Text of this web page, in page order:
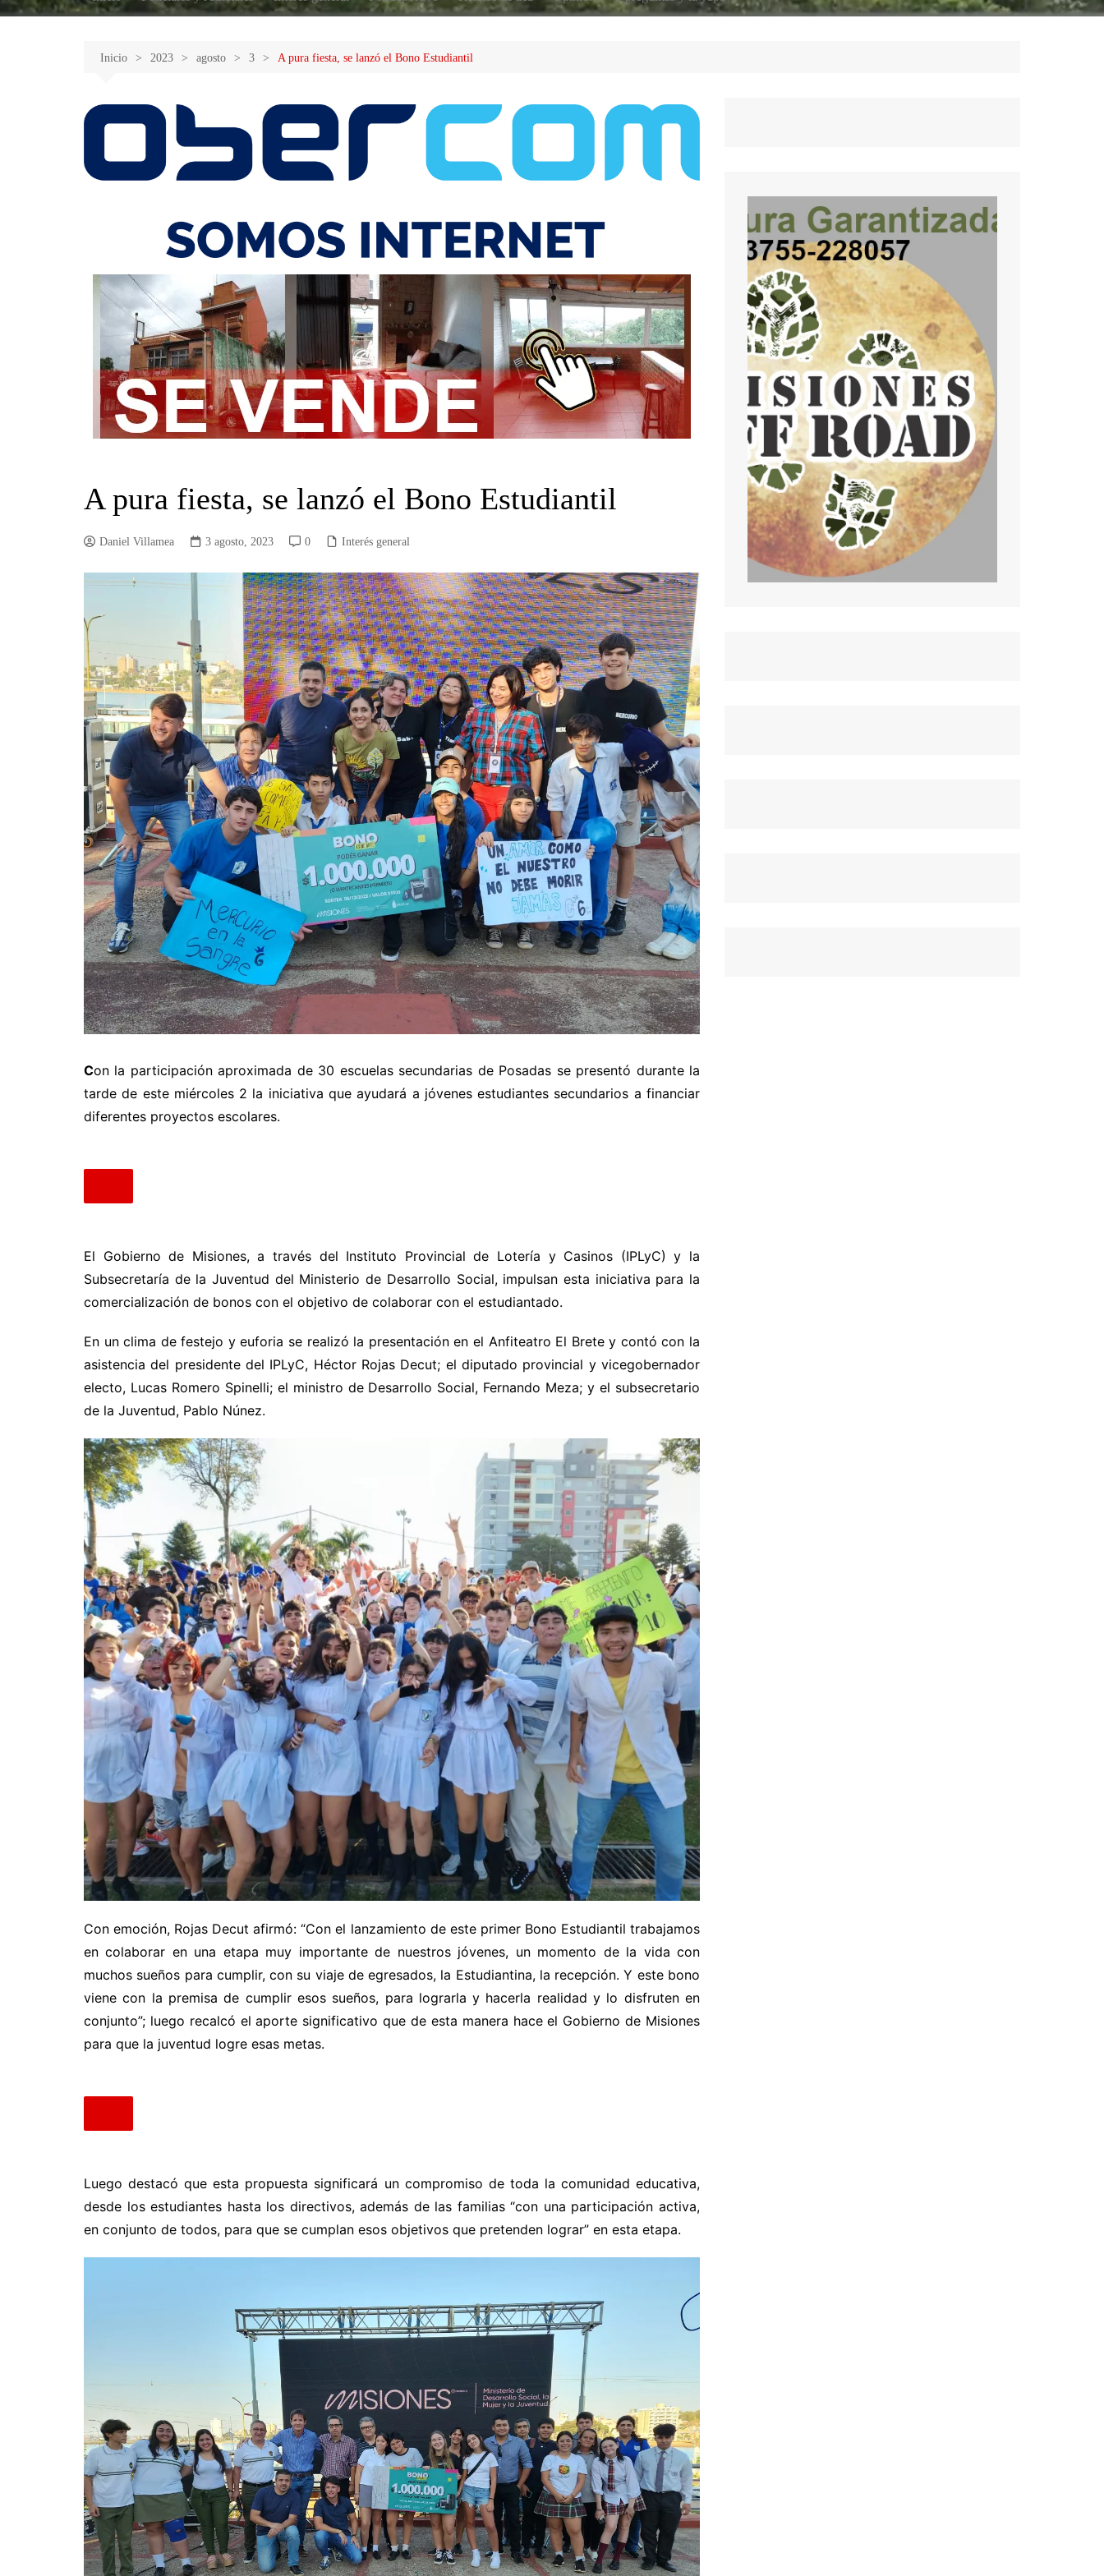
Inicio 2023 agosto 3 A pura fiesta, se lanzó el Bono Estudiantil
A pura fiesta, se lanzó el Bono Estudiantil
Daniel Villamea 3 agosto, 2023 0 Interés general
Con la participación aproximada de 30 escuelas secundarias de Posadas se presentó durante la
tarde de este miércoles 2 la iniciativa que ayudará a jóvenes estudiantes secundarios a financiar
diferentes proyectos escolares.
El Gobierno de Misiones, a través del Instituto Provincial de Lotería y Casinos (IPLyC) y la
Subsecretaría de la Juventud del Ministerio de Desarrollo Social, impulsan esta iniciativa para la
comercialización de bonos con el objetivo de colaborar con el estudiantado.
En un clima de festejo y euforia se realizó la presentación en el Anfiteatro El Brete y contó con la
asistencia del presidente del IPLyC, Héctor Rojas Decut; el diputado provincial y vicegobernador
electo, Lucas Romero Spinelli; el ministro de Desarrollo Social, Fernando Meza; y el subsecretario
de la Juventud, Pablo Núnez.
Con emoción, Rojas Decut afirmó: “Con el lanzamiento de este primer Bono Estudiantil trabajamos
en colaborar en una etapa muy importante de nuestros jóvenes, un momento de la vida con
muchos sueños para cumplir, con su viaje de egresados, la Estudiantina, la recepción. Y este bono
viene con la premisa de cumplir esos sueños, para lograrla y hacerla realidad y lo disfruten en
conjunto”; luego recalcó el aporte significativo que de esta manera hace el Gobierno de Misiones
para que la juventud logre esas metas.
Luego destacó que esta propuesta significará un compromiso de toda la comunidad educativa,
desde los estudiantes hasta los directivos, además de las familias “con una participación activa,
en conjunto de todos, para que se cumplan esos objetivos que pretenden lograr” en esta etapa.